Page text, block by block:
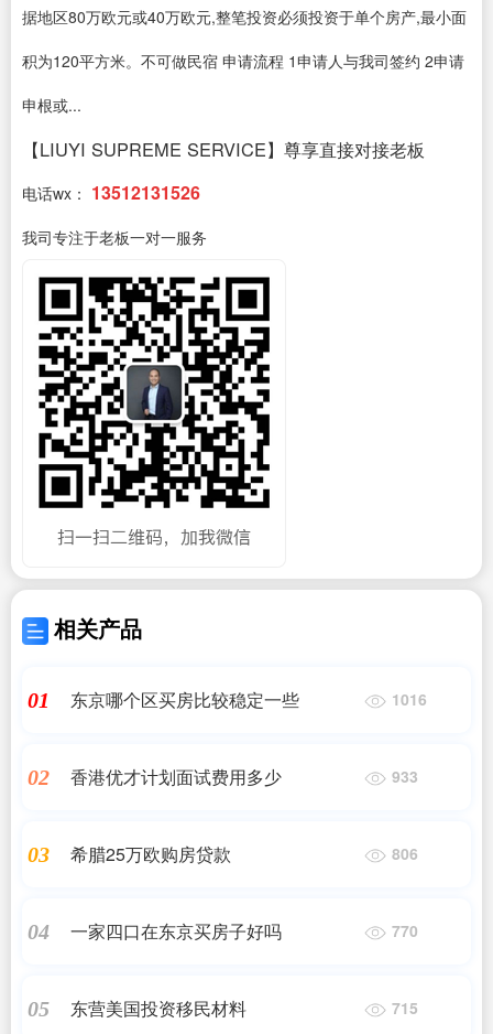
据地区80万欧元或40万欧元,整笔投资必须投资于单个房产,最小面
积为120平方米。不可做民宿 申请流程 1申请人与我司签约 2申请
申根或...
【LIUYI SUPREME SERVICE】尊享直接对接老板
电话wx： 13512131526
我司专注于老板一对一服务
相关产品
01 东京哪个区买房比较稳定一些 1016
02 香港优才计划面试费用多少 933
03 希腊25万欧购房贷款 806
04 一家四口在东京买房子好吗 770
05 东营美国投资移民材料 715